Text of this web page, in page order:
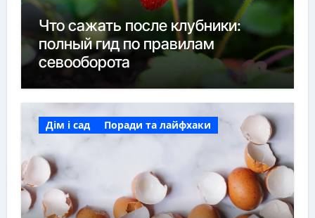
Что сажать после клубники:
полный гид по правилам
севооборота
Дім і сад Поради та лайфхаки